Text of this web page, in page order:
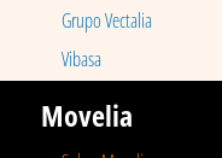
Grupo Vectalia
Vibasa
Movelia